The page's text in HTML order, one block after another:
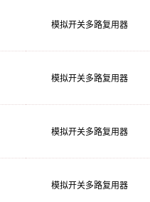
模拟开关多路复用器
模拟开关多路复用器
模拟开关多路复用器
模拟开关多路复用器